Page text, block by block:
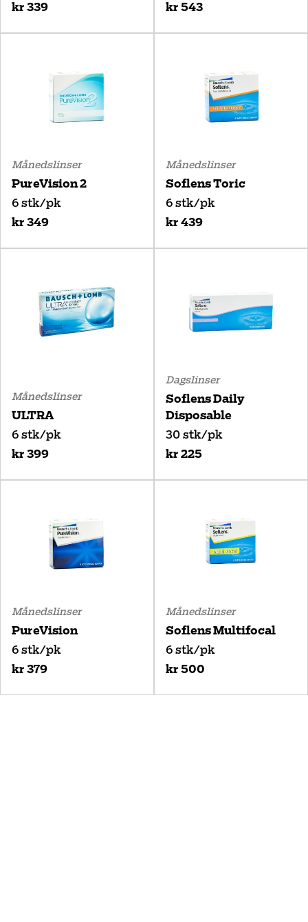
kr 339
kr 543
Månedslinser
PureVision 2
6 stk/pk
kr 349
Månedslinser
Soflens Toric
6 stk/pk
kr 439
Månedslinser
ULTRA
6 stk/pk
kr 399
Dagslinser
Soflens Daily
Disposable
30 stk/pk
kr 225
Månedslinser
PureVision
6 stk/pk
kr 379
Månedslinser
Soflens Multifocal
6 stk/pk
kr 500